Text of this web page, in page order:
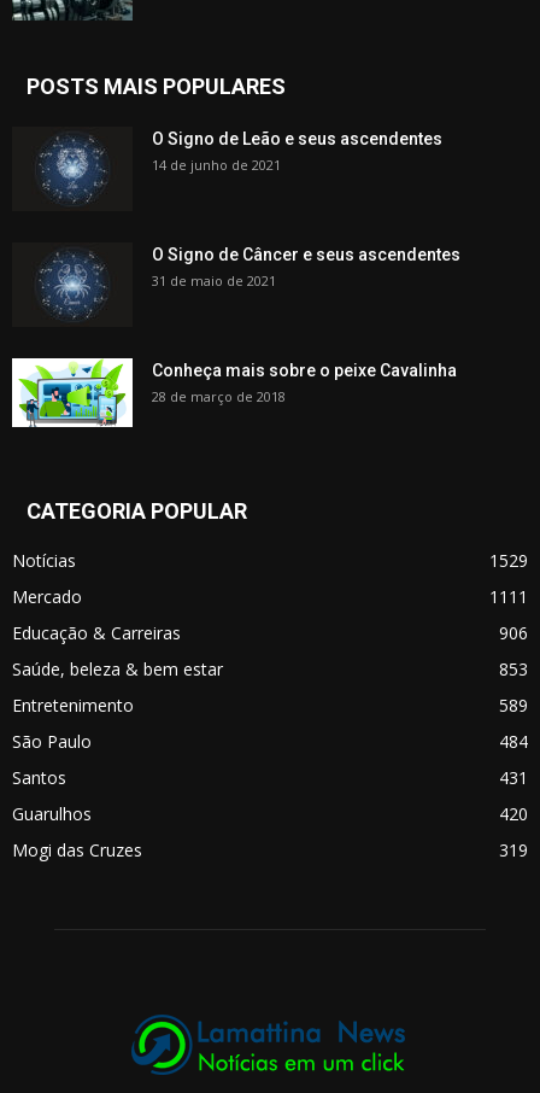
POSTS MAIS POPULARES
O Signo de Leão e seus ascendentes
14 de junho de 2021
O Signo de Câncer e seus ascendentes
31 de maio de 2021
Conheça mais sobre o peixe Cavalinha
28 de março de 2018
CATEGORIA POPULAR
Notícias
1529
Mercado
1111
Educação & Carreiras
906
Saúde, beleza & bem estar
853
Entretenimento
589
São Paulo
484
Santos
431
Guarulhos
420
Mogi das Cruzes
319